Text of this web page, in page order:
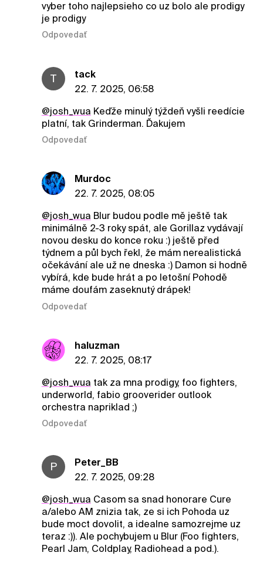
vyber toho najlepsieho co uz bolo ale prodigy
je prodigy
Odpovedať
T
tack
22. 7. 2025, 06:58
@josh_wua Keďže minulý týždeň vyšli reedície
platní, tak Grinderman. Ďakujem
Odpovedať
Murdoc
22. 7. 2025, 08:05
@josh_wua Blur budou podle mě ještě tak
minimálně 2-3 roky spát, ale Gorillaz vydávají
novou desku do konce roku :) ještě před
týdnem a půl bych řekl, že mám nerealistická
očekávání ale už ne dneska :) Damon si hodně
vybírá, kde bude hrát a po letošní Pohodě
máme doufám zaseknutý drápek!
Odpovedať
haluzman
22. 7. 2025, 08:17
@josh_wua tak za mna prodigy, foo fighters,
underworld, fabio grooverider outlook
orchestra napriklad ;)
Odpovedať
P
Peter_BB
22. 7. 2025, 09:28
@josh_wua Casom sa snad honorare Cure
a/alebo AM znizia tak, ze si ich Pohoda uz
bude moct dovolit, a idealne samozrejme uz
teraz :)). Ale pochybujem u Blur (Foo fighters,
Pearl Jam, Coldplay, Radiohead a pod.).